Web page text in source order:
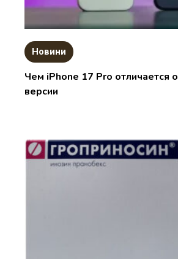
Новини
Чем iPhone 17 Pro отличается
версии